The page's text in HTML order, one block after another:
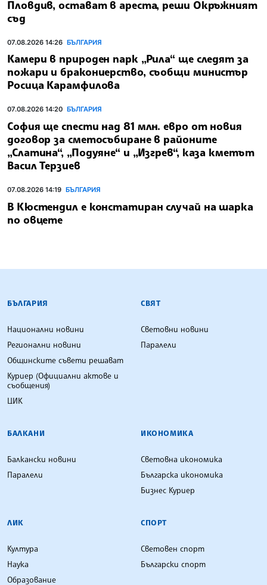
Пловдив, остават в ареста, реши Окръжният
съд
07.08.2026 14:26 БЪЛГАРИЯ
Камери в природен парк „Рила“ ще следят за
пожари и бракониерство, съобщи министър
Росица Карамфилова
07.08.2026 14:20 БЪЛГАРИЯ
София ще спести над 81 млн. евро от новия
договор за сметосъбиране в районите
„Слатина“, „Подуяне“ и „Изгрев“, каза кметът
Васил Терзиев
07.08.2026 14:19 БЪЛГАРИЯ
В Кюстендил е констатиран случай на шарка
по овцете
БЪЛГАРСКА ТЕЛЕГРАФНА АГЕНЦИЯ
БЪЛГАРИЯ
Национални новини
Регионални новини
Общинските съвети решават
Куриер (Официални актове и
съобщения)
ЦИК
СВЯТ
Световни новини
Паралели
БАЛКАНИ
Балкански новини
Паралели
ИКОНОМИКА
Световна икономика
Българска икономика
Бизнес Куриер
ЛИК
Култура
Наука
Образование
СПОРТ
Световен спорт
Български спорт